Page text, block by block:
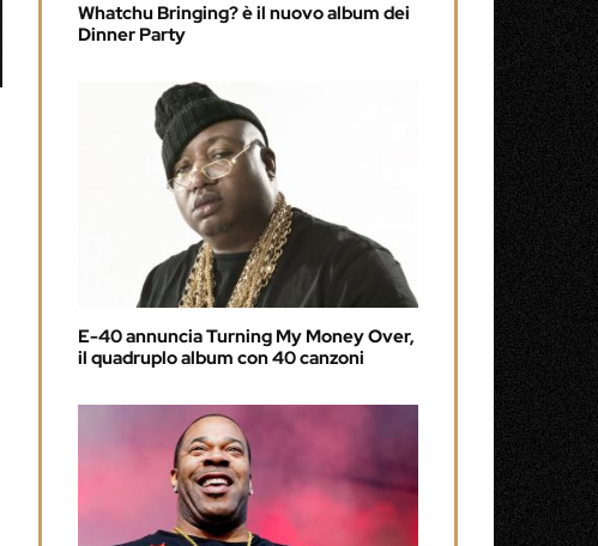
Whatchu Bringing? è il nuovo album dei
Dinner Party
E-40 annuncia Turning My Money Over,
il quadruplo album con 40 canzoni